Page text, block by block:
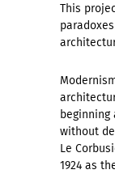
This
without
Le
1924 as